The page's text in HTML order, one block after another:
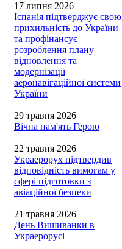
17 липня 2026
Іспанія підтверджує свою
прихильність до України
та профінансує
розроблення плану
відновлення та
модернізації
аеронавігаційної системи
України
29 травня 2026
Вічна пам'ять Герою
22 травня 2026
Украерорух підтвердив
відповідність вимогам у
сфері підготовки з
авіаційної безпеки
21 травня 2026
День Вишиванки в
Украерорусі